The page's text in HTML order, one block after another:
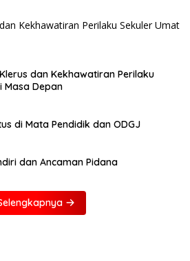
dan Kekhawatiran Perilaku
Masa Depan
di Mata Pendidik dan ODGJ
dan Ancaman Pidana